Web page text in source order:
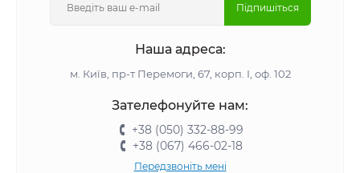
Підпишіться
Наша адреса:
м. Київ, пр-т Перемоги, 67, корп. І, оф. 102
Зателефонуйте нам:
+38 (050) 332-88-99
+38 (067) 466-02-18
Передзвоніть мені